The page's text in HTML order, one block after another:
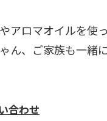
アロマオイルを使
ん、ご家族も一緒
合わせ